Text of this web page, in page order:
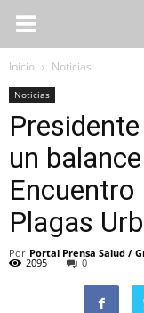
Inicio Noticias
Noticias
un
Plagas
Por Portal Prensa Salud /
2095 0